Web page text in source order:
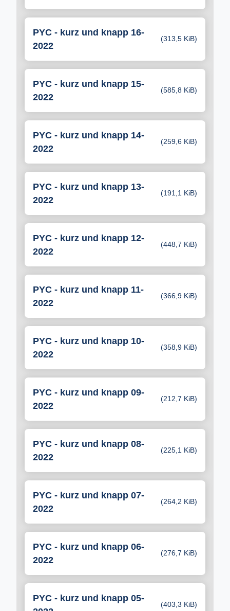
PYC - kurz und knapp 16-
2022
(313,5 KiB)
PYC - kurz und knapp 15-
2022
(585,8 KiB)
PYC - kurz und knapp 14-
2022
(259,6 KiB)
PYC - kurz und knapp 13-
2022
(191,1 KiB)
PYC - kurz und knapp 12-
2022
(448,7 KiB)
PYC - kurz und knapp 11-
2022
(366,9 KiB)
PYC - kurz und knapp 10-
2022
(358,9 KiB)
PYC - kurz und knapp 09-
2022
(212,7 KiB)
PYC - kurz und knapp 08-
2022
(225,1 KiB)
PYC - kurz und knapp 07-
2022
(264,2 KiB)
PYC - kurz und knapp 06-
2022
(276,7 KiB)
PYC - kurz und knapp 05-
(403,3 KiB)